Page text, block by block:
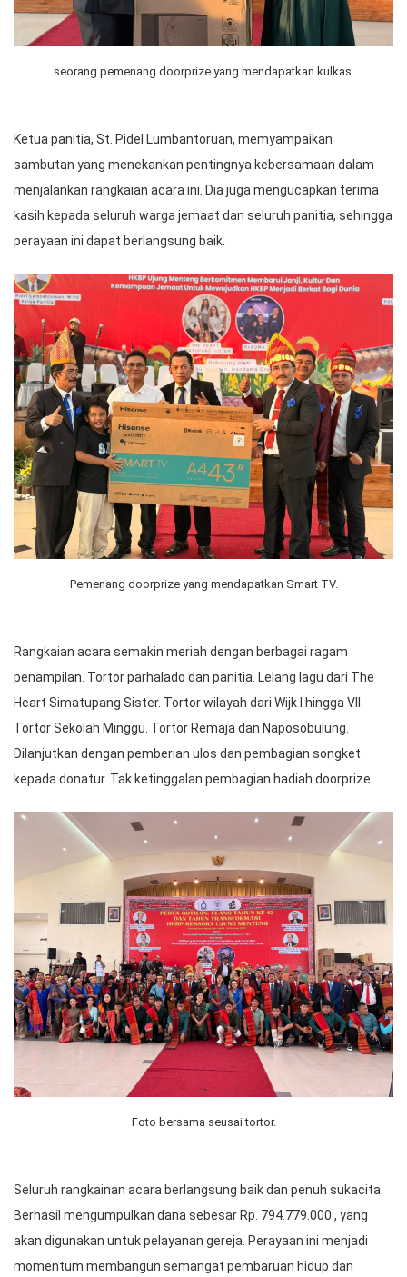
seorang pemenang doorprize yang mendapatkan kulkas.
Ketua panitia, St. Pidel Lumbantoruan, memyampaikan
sambutan yang menekankan pentingnya kebersamaan dalam
menjalankan rangkaian acara ini. Dia juga mengucapkan terima
kasih kepada seluruh warga jemaat dan seluruh panitia, sehingga
perayaan ini dapat berlangsung baik.
Pemenang doorprize yang mendapatkan Smart TV.
Rangkaian acara semakin meriah dengan berbagai ragam
penampilan. Tortor parhalado dan panitia. Lelang lagu dari The
Heart Simatupang Sister. Tortor wilayah dari Wijk I hingga VII.
Tortor Sekolah Minggu. Tortor Remaja dan Naposobulung.
Dilanjutkan dengan pemberian ulos dan pembagian songket
kepada donatur. Tak ketinggalan pembagian hadiah doorprize.
Foto bersama seusai tortor.
Seluruh rangkainan acara berlangsung baik dan penuh sukacita.
Berhasil mengumpulkan dana sebesar Rp. 794.779.000., yang
akan digunakan untuk pelayanan gereja. Perayaan ini menjadi
momentum membangun semangat pembaruan hidup dan